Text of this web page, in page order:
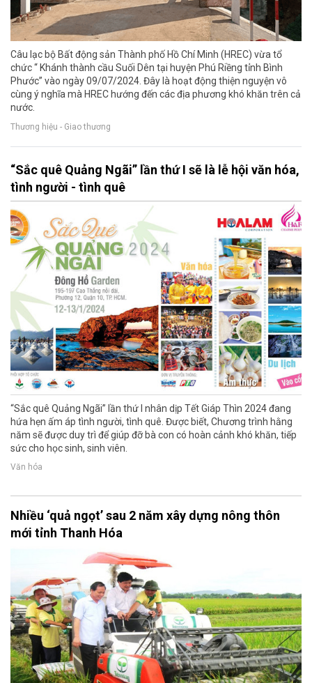
Câu lạc bộ Bất động sản Thành phố Hồ Chí Minh (HREC) vừa tổ
chức “ Khánh thành cầu Suối Dên tại huyện Phú Riềng tỉnh Bình
Phước” vào ngày 09/07/2024. Đây là hoạt động thiện nguyện vô
cùng ý nghĩa mà HREC hướng đến các địa phương khó khăn trên cả
nước.
Thương hiệu - Giao thương
“Sắc quê Quảng Ngãi” lần thứ I sẽ là lễ hội văn hóa,
tình người - tình quê
“Sắc quê Quảng Ngãi” lần thứ I nhân dịp Tết Giáp Thìn 2024 đang
hứa hẹn ấm áp tình người, tình quê. Được biết, Chương trình hằng
năm sẽ được duy trì để giúp đỡ bà con có hoàn cảnh khó khăn, tiếp
sức cho học sinh, sinh viên.
Văn hóa
Nhiều ‘quả ngọt’ sau 2 năm xây dựng nông thôn
mới tỉnh Thanh Hóa